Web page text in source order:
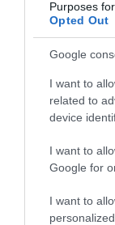
Purposes
Opted Out
Google
I want to
related to
device
I want to
Google for
I want to